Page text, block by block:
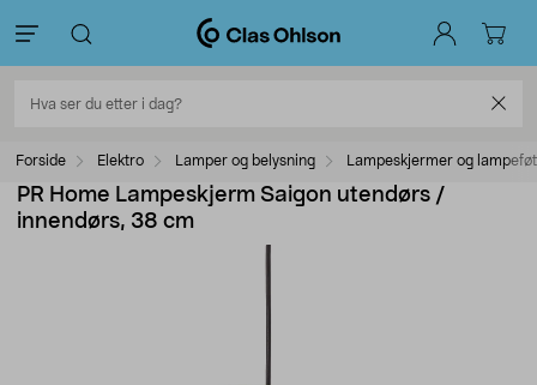
Forside Elektro Lamper og belysning Lampeskjermer og
PR Home Lampeskjerm Saigon utendørs /
innendørs, 38 cm